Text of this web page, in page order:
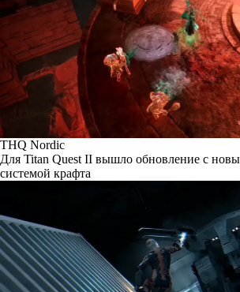
THQ Nordic
Для Titan Quest II вышло обновление с
системой крафта